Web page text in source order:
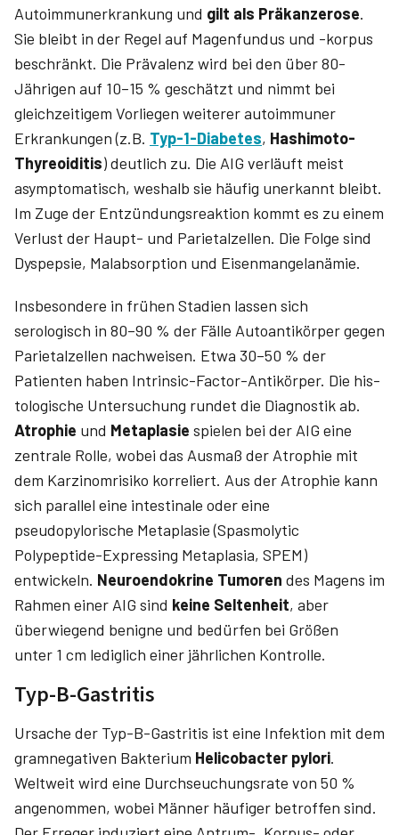
Autoimmunerkrankung und gilt als Präkanzerose.
Sie bleibt in der Regel auf Magenfundus und -korpus
beschränkt. Die Prävalenz wird bei den über 80-
Jährigen auf 10–15 % geschätzt und nimmt bei
gleichzeitigem Vorliegen weiterer autoimmuner
Erkrankungen (z.B. Typ-1-Diabetes, Hashimoto-
Thyreoiditis) deutlich zu. Die AIG verläuft meist
asymptomatisch, weshalb sie häufig unerkannt bleibt.
Im Zuge der Entzündungsreaktion kommt es zu einem
Verlust der Haupt- und Parietalzellen. Die Folge sind
Dyspepsie, Malabsorption und Eisenmangelanämie.
Insbesondere in frühen Stadien lassen sich
serologisch in 80–90 % der Fälle Autoantikörper gegen
Parietalzellen nachweisen. Etwa 30–50 % der
Patienten haben Intrinsic-Factor-Antikörper. Die his­
tologische Untersuchung rundet die Diagnostik ab.
Atrophie und Metaplasie spielen bei der AIG eine
zentrale Rolle, wobei das Ausmaß der Atrophie mit
dem Karzinomrisiko korreliert. Aus der Atrophie kann
sich parallel eine intestinale oder eine
pseudopylorische Metaplasie (Spasmolytic
Polypeptide-Expressing Metaplasia, SPEM)
entwickeln. Neuroendokrine Tumoren des Magens im
Rahmen einer AIG sind keine Seltenheit, aber
überwiegend benigne und bedürfen bei Größen
unter 1 cm lediglich einer jährlichen Kontrolle.
Typ-B-Gastritis
Ursache der Typ-B-Gastritis ist eine Infektion mit dem
gramnegativen Bakterium Helicobacter pylori.
Weltweit wird eine Durchseuchungsrate von 50 %
angenommen, wobei Männer häufiger betroffen sind.